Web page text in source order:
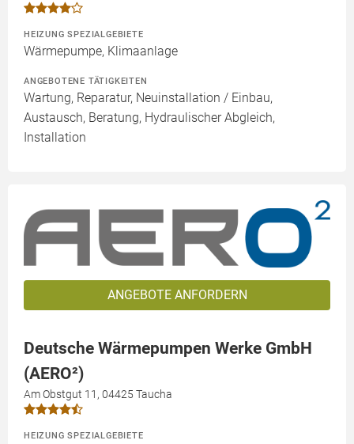
HEIZUNG SPEZIALGEBIETE
Wärmepumpe, Klimaanlage
ANGEBOTENE TÄTIGKEITEN
Wartung, Reparatur, Neuinstallation / Einbau,
Austausch, Beratung, Hydraulischer Abgleich,
Installation
ANGEBOTE ANFORDERN
Deutsche Wärmepumpen Werke GmbH
(AERO²)
Am Obstgut 11, 04425 Taucha
HEIZUNG SPEZIALGEBIETE